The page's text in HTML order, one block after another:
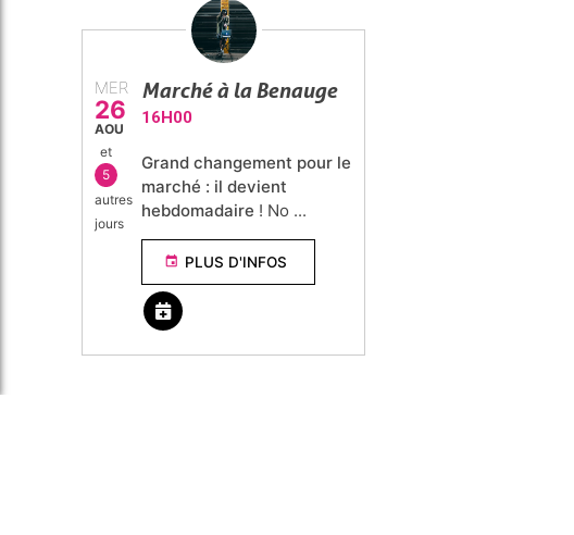
MER
26
AOU
et
5
autres
jours
Marché à la Benauge
16H00
Grand changement pour le
marché : il devient
hebdomadaire ! No ...
event PLUS D'INFOS